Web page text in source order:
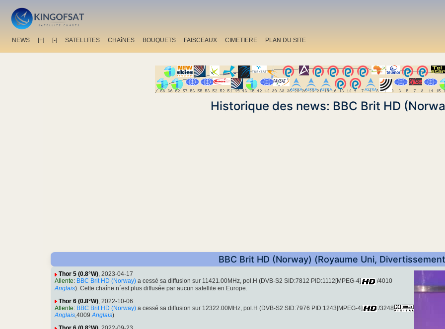
NEWS [+] [-] SATELLITES CHAîNES BOUQUETS FAISCEAUX CIMETIERE PLAN DU SITE
Historique des news: BBC Brit HD
BBC Brit HD (Norway) (Royaume Uni,
Thor 5 (0.8°W), 2023-04-17
Allente: BBC Brit HD (Norway) a cessé sa diffusion sur 11421.00MHz, pol.H (DVB-S2 SID:7812 PID:1112[MPEG-4]
/4010
Anglais). Cette chaîne n´est plus diffusée par aucun satellite en Europe.
Thor 6 (0.8°W) , 2022-10-06
Allente: BBC Brit HD (Norway) a cessé sa diffusion sur 12322.00MHz, pol.H (DVB-S2 SID:7976 PID:1243[MPEG-4]
/3248
Anglais,4009 Anglais)